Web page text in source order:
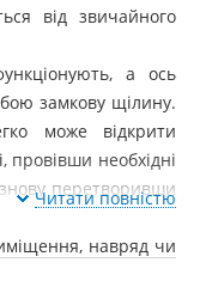
від звичайного
а ось
замкову щілину.
може відкрити
провівши необхідні
знову перетворивши
навряд чи
Читати повністю